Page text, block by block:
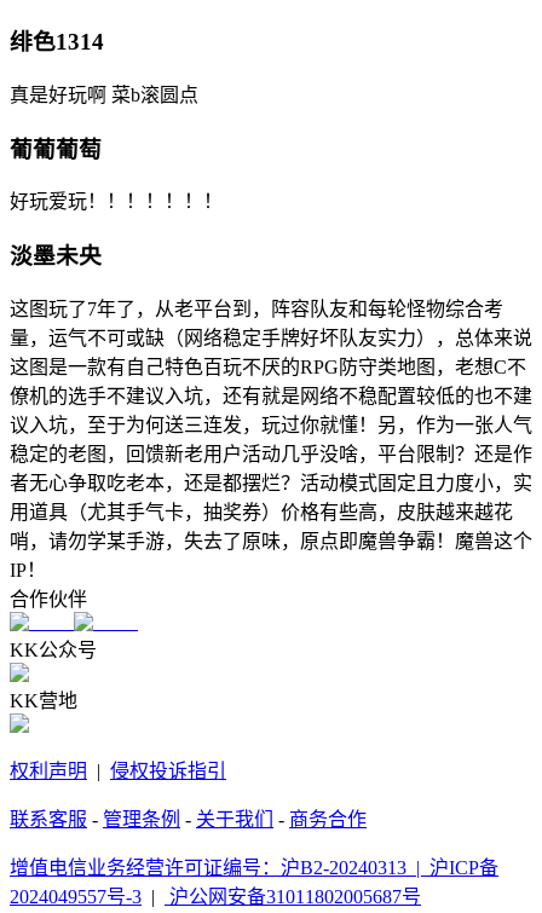
绯色1314
真是好玩啊 菜b滚圆点
葡葡葡萄
好玩爱玩！！！！！！！
淡墨未央
这图玩了7年了，从老平台到，阵容队友和每轮怪物综合考
量，运气不可或缺（网络稳定手牌好坏队友实力），总体来说
这图是一款有自己特色百玩不厌的RPG防守类地图，老想C不
僚机的选手不建议入坑，还有就是网络不稳配置较低的也不建
议入坑，至于为何送三连发，玩过你就懂！另，作为一张人气
稳定的老图，回馈新老用户活动几乎没啥，平台限制？还是作
者无心争取吃老本，还是都摆烂？活动模式固定且力度小，实
用道具（尤其手气卡，抽奖券）价格有些高，皮肤越来越花
哨，请勿学某手游，失去了原味，原点即魔兽争霸！魔兽这个
IP！
合作伙伴
KK公众号
KK营地
权利声明 | 侵权投诉指引
联系客服 - 管理条例 - 关于我们 - 商务合作
增值电信业务经营许可证编号：沪B2-20240313 | 沪ICP备
2024049557号-3 | 沪公网安备31011802005687号